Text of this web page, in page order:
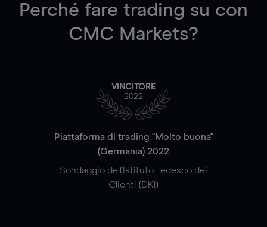
Perché fare trading su con
CMC Markets?
VINCITORE
2022
Piattaforma di trading "Molto buona"
(Germania) 2022
Sondaggio dell'Istituto Tedesco dei
Clienti (DKI)